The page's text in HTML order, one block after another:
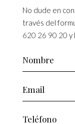
No dude en
través del
620 26 90 20 y